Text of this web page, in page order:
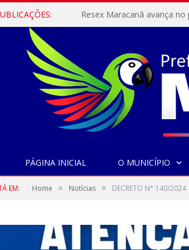
PÁGINA INICIAL O MUNICÍPIO
EM: Home » Notícias » DECRETO N° 140/2024